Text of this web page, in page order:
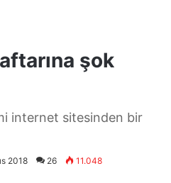
şok
internet sitesinden bir
2018 26 11.048